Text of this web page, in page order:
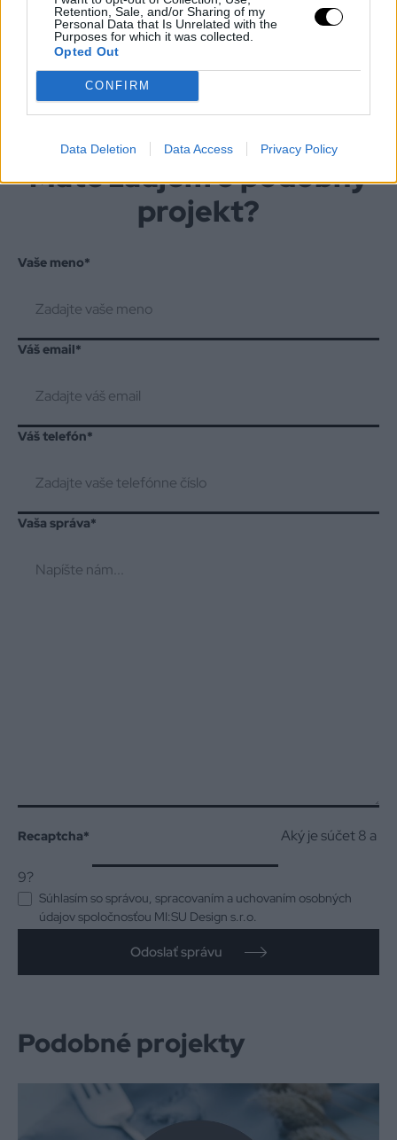
Retention, Sale, and/or Sharing of my
Personal Data that Is Unrelated with the
Purposes for which it was collected.
Opted Out
CONFIRM
Data Deletion Data Access Privacy Policy
Máte záujem o podobný
projekt?
Vaše meno*
Váš email*
Váš telefón*
Vaša správa*
Recaptcha* Aký je súčet 8 a
9?
Súhlasím so správou, spracovaním a uchovaním osobných
údajov spoločnosťou MI:SU Design s.r.o.
Odoslať správu
Podobné projekty